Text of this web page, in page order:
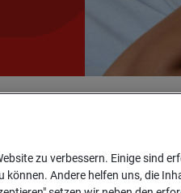
zu verbessern. Einige sind
können. Andere helfen uns, die